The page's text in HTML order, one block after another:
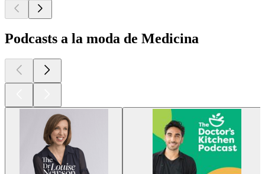
Podcasts a la moda de Medicina